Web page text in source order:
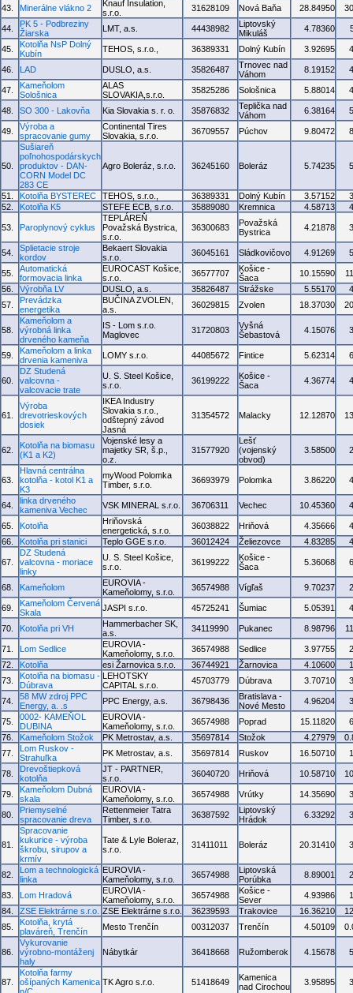
43. Minerálne vlákno 2
Knauf Insulation,
s.r.o.
31628109 Nová Baňa 28.84950
44.
PK 5 - Podbreziny
Žiarska
LMT, a.s. 44438982
Liptovský
Mikuláš
4.78360
45.
Kotolňa NsP Dolný
Kubín
TEHOS, s.r.o., 36389331 Dolný Kubín 3.92695
46. LAD DUSLO, a.s. 35826487
Trnovec nad
Váhom
8.19152
47.
Kameňolom
Sološnica
ALAS
SLOVAKIA,s.r.o.
35825286 Sološnica 5.88014
48. SO 300 - Lakovňa Kia Slovakia s. r. o. 35876832
Teplička nad
Váhom
6.38164
49.
Výroba a
spracovanie gumy
Continental Tires
Slovakia, s.r.o.
36709557 Púchov 9.80472
50.
Sušiareň
poľnohospodárskych
produktov - DAN-
CORN Model DC
283 CE
Agro Boleráz, s.r.o. 36245160 Boleráz 5.74235
51. Kotolňa BYSTEREC TEHOS, s.r.o., 36389331 Dolný Kubín 3.57152
52.
Kotolňa K5 STEFE ECB, s.r.o. 35889080 Kremnica 4.58713
53. Paroplynový cyklus
TEPLÁREŇ
Považská Bystrica,
s.r.o.
36300683
Považská
Bystrica
4.21878
54.
Splietacie stroje
kordov
Bekaert Slovakia
s.r.o.
36045161 Sládkovičovo 4.91269
55.
Automatická
formovacia linka
EUROCAST Košice,
s.r.o.
36577707
Košice -
Šaca
10.15590
56.
Výrobňa LV DUSLO, a.s. 35826487 Strážske 5.55170
57.
Prevádzka
energetika
BUČINA ZVOLEN,
a.s.
36029815 Zvolen 18.37030
58.
Kameňolom a
výrobná linka
drveného kameňa
IS - Lom s.r.o.
Maglovec
31720803
Vyšná
Šebastová
4.15076
59.
Kameňolom a linka
drvenia kameniva
LOMY s.r.o. 44085672 Fintice 5.62314
60.
DZ Studená
valcovna -
valcovacie trate
U. S. Steel Košice,
s.r.o.
36199222
Košice -
Šaca
4.36774
61.
Výroba
drevotrieskových
dosiek
IKEA Industry
Slovakia s.r.o.,
odštepný závod
Jasná
31354572 Malacky 12.12870
62.
Kotolňa na biomasu
(K1 a K2)
Vojenské lesy a
majetky SR, š.p.,
o.z.
31577920
Lešť
(vojenský
obvod)
3.58500
63.
Hlavná centrálna
kotolňa - kotol K1 a
K3
myWood Polomka
Timber, s.r.o.
36693979 Polomka 3.86220
64.
linka drveného
kameniva Vechec
VSK MINERAL s.r.o. 36706311 Vechec 10.45360
65. Kotolňa
Hriňovská
energetická, s.r.o.
36038822 Hriňová 4.35666
66.
Kotolňa pri stanici Teplo GGE s.r.o. 36012424 Želiezovce 4.83285
67.
DZ Studená
valcovna - moriace
linky
U. S. Steel Košice,
s.r.o.
36199222
Košice -
Šaca
5.36068
68. Kameňolom
EUROVIA -
Kameňolomy, s.r.o.
36574988 Vígľaš 9.70237
69.
Kameňolom Červená
Skala
JASPI s.r.o. 45725241 Šumiac 5.05391
70. Kotolňa pri VH
Hammerbacher SK,
a.s.
34119990 Pukanec 8.98796
71. Lom Sedlice
EUROVIA -
Kameňolomy, s.r.o.
36574988 Sedlice 3.97755
72.
Kotolňa esi Žarnovica s.r.o. 36744921 Žarnovica 4.10600
73.
Kotolňa na biomasu -
Dúbrava
LEHOTSKY
CAPITAL s.r.o.
45703779 Dúbrava 3.70710
74.
58 MW zdroj PPC
Energy, a. .s
PPC Energy, a.s. 36798436
Bratislava -
Nové Mesto
4.96204
75.
0002- KAMEŇOL
DUBINA
EUROVIA -
Kameňolomy, s.r.o.
36574988 Poprad 15.11820
76.
Kameňolom Stožok PK Metrostav, a.s. 35697814 Stožok 4.27979
77.
Lom Ruskov -
Strahuľka
PK Metrostav, a.s. 35697814 Ruskov 16.50710
78.
Drevoštiepková
kotolňa
JT - PARTNER,
s.r.o.
36040720 Hriňová 10.58710
79.
Kameňolom Dubná
skala
EUROVIA -
Kameňolomy, s.r.o.
36574988 Vrútky 14.35690
80.
Priemyselné
spracovanie dreva
Rettenmeier Tatra
Timber, s.r.o.
36387592
Liptovský
Hrádok
6.33292
81.
Spracovanie
kukurice - výroba
škrobu, sirupov a
krmív
Tate & Lyle Boleraz,
s.r.o.
31411011 Boleráz 20.31410
82.
Lom a technologická
linka
EUROVIA -
Kameňolomy, s.r.o.
36574988
Liptovská
Porúbka
8.89001
83. Lom Hradová
EUROVIA -
Kameňolomy, s.r.o.
36574988
Košice -
Sever
4.93986
84.
ZSE Elektrárne s.r.o. ZSE Elektrárne s.r.o. 36239593 Trakovice 16.36210
85.
Kotolňa, krytá
plaváreň, Trenčín
Mesto Trenčín 00312037 Trenčín 4.50109
86.
Vykurovanie
výrobno-montáženj
haly
Nábytkár 36418668 Ružomberok 4.15678
87.
Kotolňa farmy
ošípaných Kamenica TK Agro s.r.o. 51418649
Kamenica
nad Cirochou
3.95895